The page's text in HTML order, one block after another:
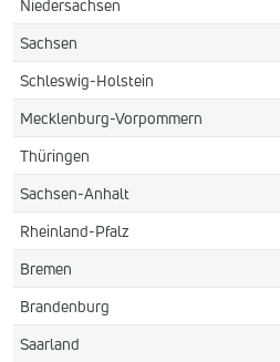
Niedersachsen
Sachsen
Schleswig-Holstein
Mecklenburg-Vorpommern
Thüringen
Sachsen-Anhalt
Rheinland-Pfalz
Bremen
Brandenburg
Saarland